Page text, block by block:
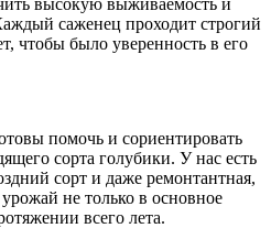
саженец проходит строгий
чтобы было уверенность в его
помочь и сориентировать
сорта голубики. У нас есть
сорт и даже ремонтантная,
не только в основное
всего лета.